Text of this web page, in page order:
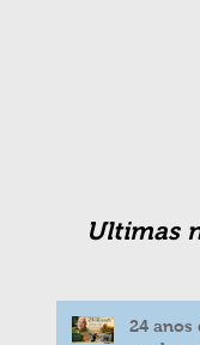
Ultimas
24 anos